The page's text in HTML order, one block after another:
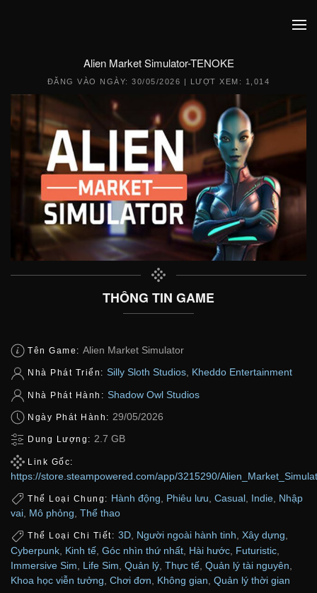
Alien Market Simulator-TENOKE
ĐĂNG VÀO NGÀY:30/05/2026 | LƯỢT XEM: 1,014
THÔNG TIN GAME
Tên Game: Alien Market Simulator
Nhà Phát Triển: Silly Sloth Studios, Kheddo Entertainment
Nhà Phát Hành: Shadow Owl Studios
Ngày Phát Hành: 29/05/2026
Dung Lượng: 2.7 GB
Link Gốc:
https://store.steampowered.com/app/3215290/
Thể Loại Chung: Hành động Phiêu lưu Casual Indie Nhập
vai, Mô phỏng, Thể thao
Thể Loại Chi Tiết: 3D, Người ngoài hành tinh, Xây dựng,
Cyberpunk Kinh tế Góc nhìn thứ nhất Hài hước Futuristic
Immersive Sim
Life Sim Quản lý Thực tế Quản lý tài nguyên
Khoa học viễn tưởng Chơi đơn Không gian Quản lý thời gian